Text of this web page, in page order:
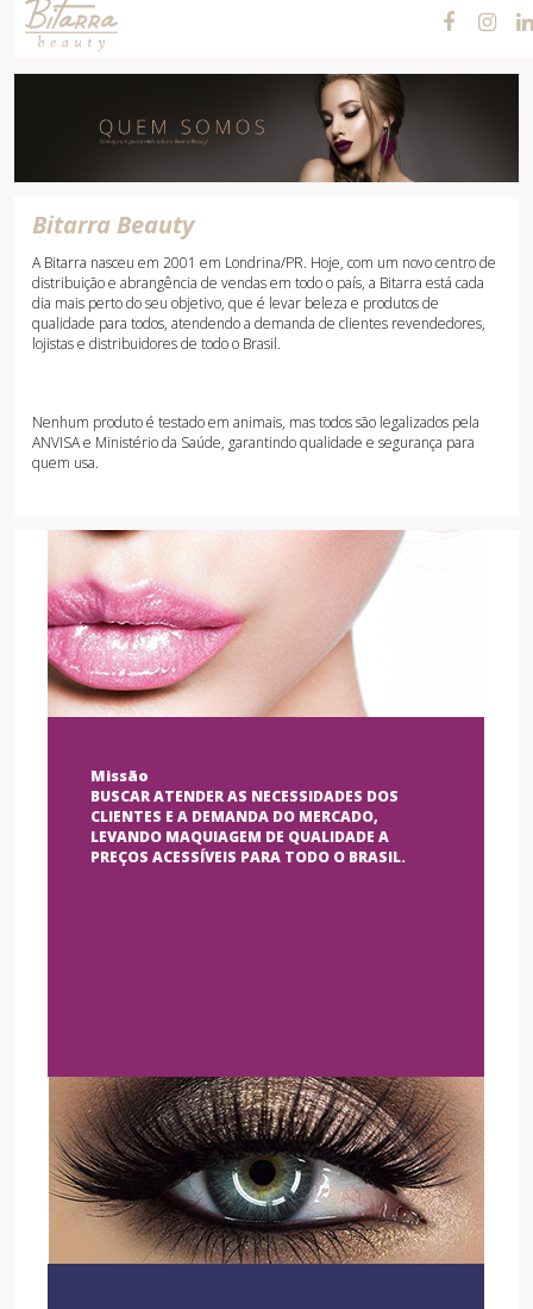
Cosméticos e
Maquiagens
Bitarra Beauty
A Bitarra nasceu em 2001 em Londrina/PR. Hoje, com um novo centro de
distribuição e abrangência de vendas em todo o país, a Bitarra está cada
dia mais perto do seu objetivo, que é levar beleza e produtos de
qualidade para todos, atendendo a demanda de clientes revendedores,
lojistas e distribuidores de todo o Brasil.
Nenhum produto é testado em animais, mas todos são legalizados pela
ANVISA e Ministério da Saúde, garantindo qualidade e segurança para
quem usa.
Missão
BUSCAR ATENDER AS NECESSIDADES DOS
CLIENTES E A DEMANDA DO MERCADO,
LEVANDO MAQUIAGEM DE QUALIDADE A
PREÇOS ACESSÍVEIS PARA TODO O BRASIL.